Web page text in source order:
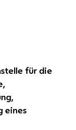
für die
eines